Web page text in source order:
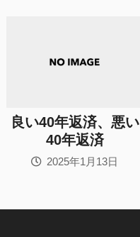
良い40年返済、悪い
40年返済
2025年1月13日